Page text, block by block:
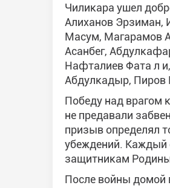
Чиликара ушел
Алиханов Эрзиман,
Масум, Магарамов
Асанбег,
Нафталиев Фата л
Абдулкадыр, Пиров
Победу над врагом
не предавали
призыв определял
убеждений. Каждый
защитникам
После войны домой